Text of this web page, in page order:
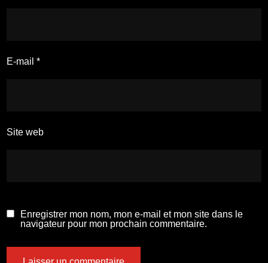
E-mail*
Site web
Enregistrer mon nom, mon e-mail et mon site dans le
navigateur pour mon prochain commentaire.